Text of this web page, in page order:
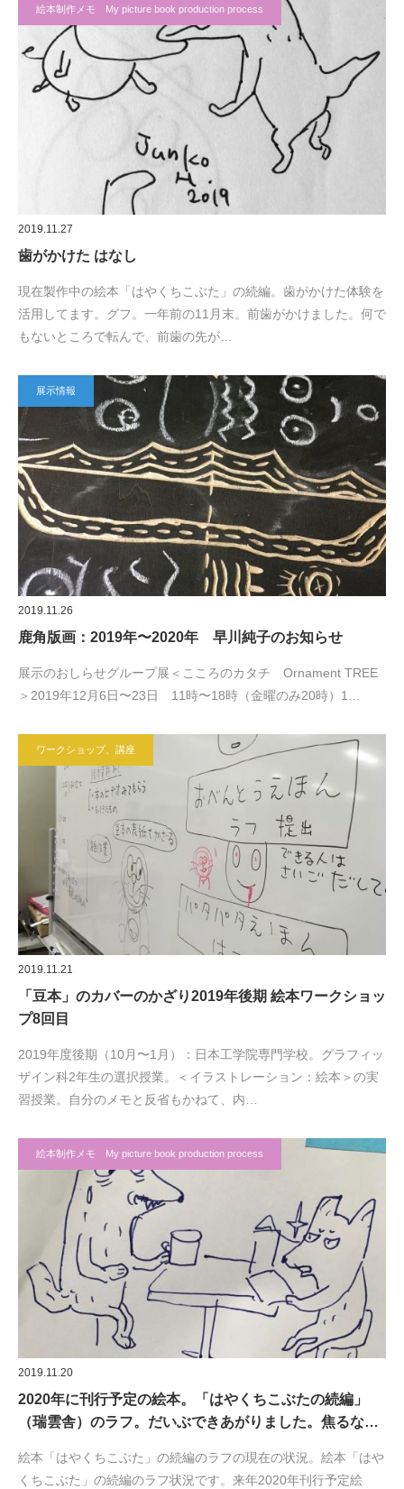
絵本制作メモ My picture book production process
2019.11.27
歯がかけた はなし
現在製作中の絵本「はやくちこぶた」の続編。歯がかけた体験を
活用してます。グフ。一年前の11月末。前歯がかけました。何で
もないところで転んで、前歯の先が…
展示情報
2019.11.26
鹿角版画：2019年〜2020年 早川純子のお知らせ
展示のおしらせグループ展＜こころのカタチ Ornament TREE
＞2019年12月6日〜23日 11時〜18時（金曜のみ20時）1…
ワークショップ、講座
2019.11.21
「豆本」のカバーのかざり2019年後期 絵本ワークショッ
プ8回目
2019年度後期（10月〜1月）：日本工学院専門学校。グラフィッ
ザイン科2年生の選択授業。＜イラストレーション：絵本＞の実
習授業。自分のメモと反省もかねて、内…
絵本制作メモ My picture book production process
2019.11.20
2020年に刊行予定の絵本。「はやくちこぶたの続編」
（瑞雲舎）のラフ。だいぶできあがりました。焦るな…
絵本「はやくちこぶた」の続編のラフの現在の状況。絵本「はや
くちこぶた」の続編のラフ状況です。来年2020年刊行予定絵